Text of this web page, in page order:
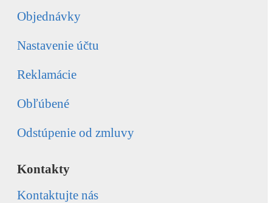
Objednávky
Nastavenie účtu
Reklamácie
Obľúbené
Odstúpenie od zmluvy
Kontakty
Kontaktujte nás